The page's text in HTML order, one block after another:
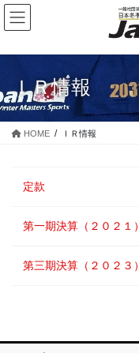
コ
ン
ン
に
移
動
ナ
ビ
ー
ョ
ン
に
ＩＲ情報
HOME ＩＲ情報
定款
第一期決算（２０２１）
第三期決算（２０２３）